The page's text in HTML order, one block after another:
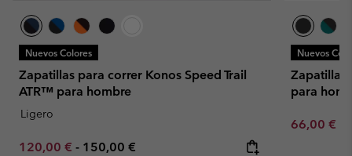
Nuevos Colores
Zapatillas para correr Konos Speed Trail
ATR™ para hombre
Ligero
Minimum sale price:
120,00 € - Maximum price:
150,00 €
Nuevos
Zapatillas
para
Minimum
66,00 €